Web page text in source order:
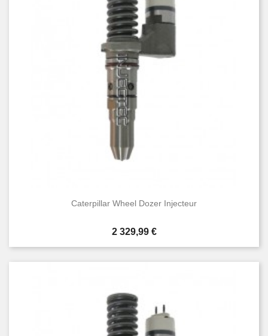
Caterpillar Wheel Dozer Injecteur
Prix
2 329,99 €